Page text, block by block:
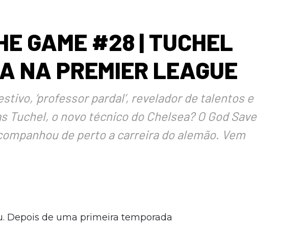
GAME #28 | TUCHEL
NA PREMIER LEAGUE
‘professor pardal’, revelador de talentos e
Tuchel, o novo técnico do Chelsea? O God Save
de perto a carreira do alemão. Vem
Depois de uma primeira temporada